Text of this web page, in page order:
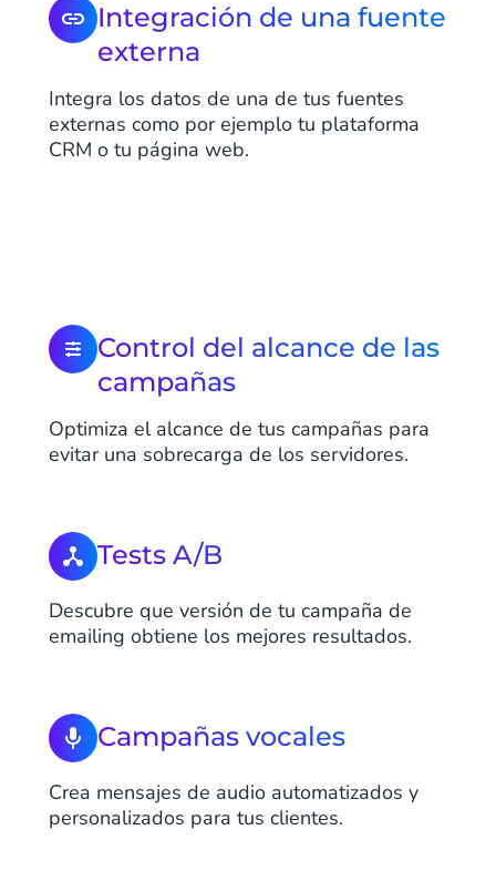
Integración de una fuente
externa
Integra los datos de una de tus fuentes
externas como por ejemplo tu plataforma
CRM o tu página web.
Control del alcance de las
campañas
Optimiza el alcance de tus campañas para
evitar una sobrecarga de los servidores.
Tests A/B
Descubre que versión de tu campaña de
emailing obtiene los mejores resultados.
Campañas vocales
Crea mensajes de audio automatizados y
personalizados para tus clientes.